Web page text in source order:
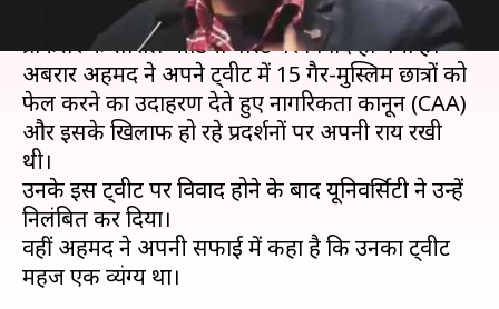
दिल्ली की जामिया मिलिया इस्लामिया के एक सहायक
प्रोफेसर की सोशल मीडिया पोस्ट पर विवाद हो गया है।
अबरार अहमद ने अपने ट्वीट में 15 गैर-मुस्लिम छात्रों को
फेल करने का उदाहरण देते हुए नागरिकता कानून (CAA)
और इसके खिलाफ हो रहे प्रदर्शनों पर अपनी राय रखी
थी।
उनके इस ट्वीट पर विवाद होने के बाद यूनिवर्सिटी ने उन्हें
निलंबित कर दिया।
वहीं अहमद ने अपनी सफाई में कहा है कि उनका ट्वीट